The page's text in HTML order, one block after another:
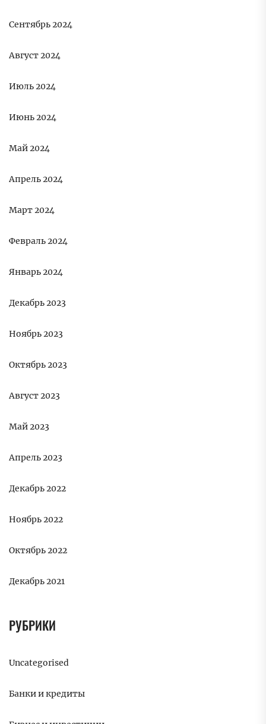
Сентябрь 2024
Август 2024
Июль 2024
Июнь 2024
Май 2024
Апрель 2024
Март 2024
Февраль 2024
Январь 2024
Декабрь 2023
Ноябрь 2023
Октябрь 2023
Август 2023
Май 2023
Апрель 2023
Декабрь 2022
Ноябрь 2022
Октябрь 2022
Декабрь 2021
РУБРИКИ
Uncategorised
Банки и кредиты